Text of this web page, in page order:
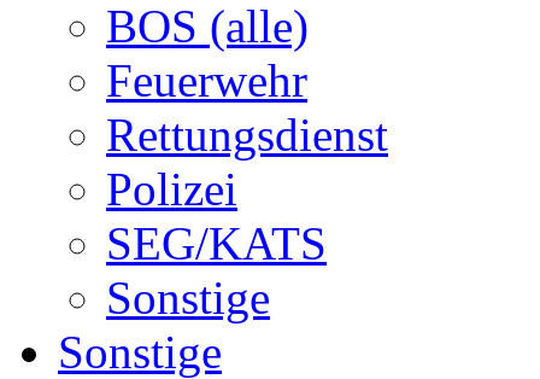
BOS (alle)
Feuerwehr
Rettungsdienst
Polizei
SEG/KATS
Sonstige
Sonstige